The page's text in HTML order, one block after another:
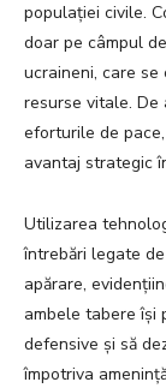
populației civile.
doar pe câmpul
ucraineni, care
resurse vitale. De
eforturile de
avantaj strategic
Utilizarea
întrebări legate
apărare,
ambele tabere își
defensive și să
împotriva